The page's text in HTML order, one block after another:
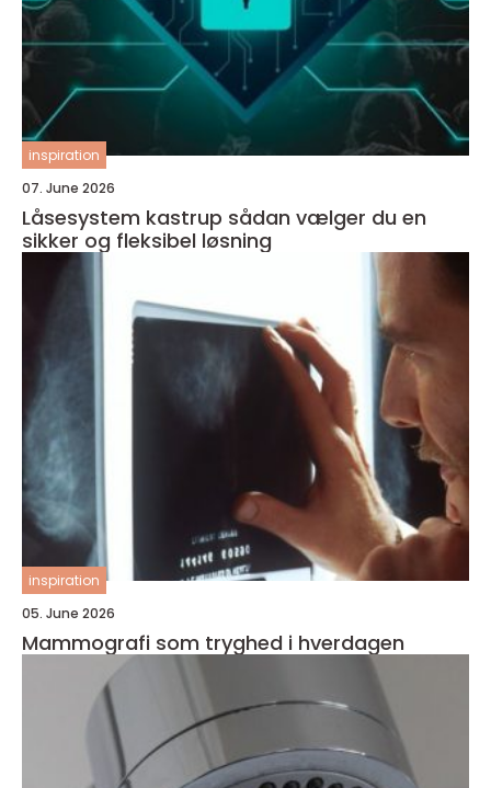
inspiration
07. June 2026
Låsesystem kastrup sådan vælger du en
sikker og fleksibel løsning
inspiration
05. June 2026
Mammografi som tryghed i hverdagen